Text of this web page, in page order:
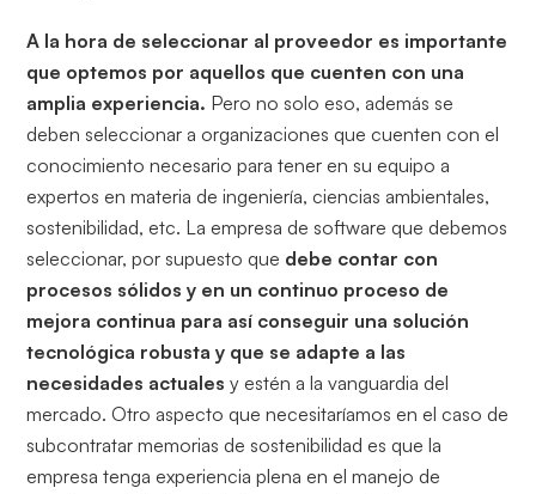
A la hora de seleccionar al proveedor es importante
que optemos por aquellos que cuenten con una
amplia experiencia. Pero no solo eso, además se
deben seleccionar a organizaciones que cuenten con el
conocimiento necesario para tener en su equipo a
expertos en materia de ingeniería, ciencias ambientales,
sostenibilidad, etc. La empresa de software que debemos
seleccionar, por supuesto que debe contar con
procesos sólidos y en un continuo proceso de
mejora continua para así conseguir una solución
tecnológica robusta y que se adapte a las
necesidades actuales y estén a la vanguardia del
mercado. Otro aspecto que necesitaríamos en el caso de
subcontratar memorias de sostenibilidad es que la
empresa tenga experiencia plena en el manejo de